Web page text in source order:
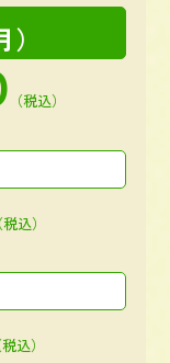
（税込）
（税込）
税込）